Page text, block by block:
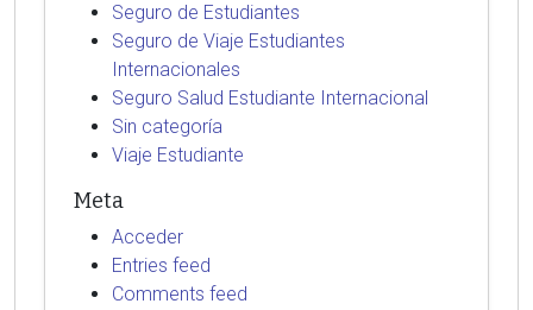
Seguro de Estudiantes
Seguro de Viaje Estudiantes
Internacionales
Seguro Salud Estudiante Internacional
Sin categoría
Viaje Estudiante
Meta
Acceder
Entries feed
Comments feed